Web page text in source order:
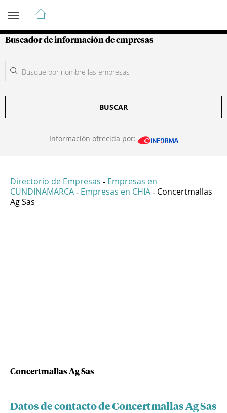
Guía de Empresas Colombianas
Buscador de información de empresas
BUSCAR
Información ofrecida por:
Directorio de Empresas - Empresas en
CUNDINAMARCA - Empresas en CHIA - Concertmallas
Ag Sas
Concertmallas Ag Sas
Datos de contacto de Concertmallas Ag Sas